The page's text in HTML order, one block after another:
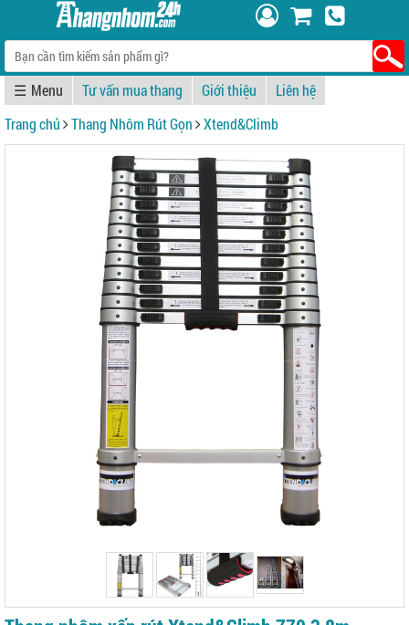
☰ Tư vấn mua thang Giới thiệu
Liên hệ
Trang chủ
Thang Nhôm Rút Gọn Xtend&Climb